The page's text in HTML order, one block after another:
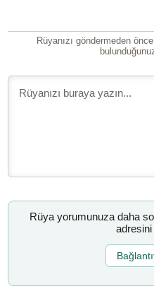
Rüyanızı göndermeden
Rüya yorumunuza daha